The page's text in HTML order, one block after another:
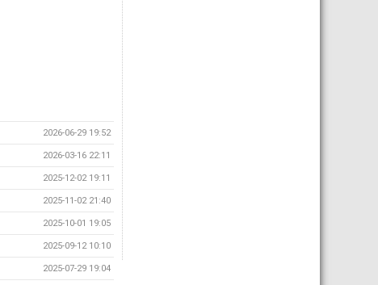
2026-06-29 19:52
2026-03-16 22:11
2025-12-02 19:11
2025-11-02 21:40
2025-10-01 19:05
2025-09-12 10:10
2025-07-29 19:04